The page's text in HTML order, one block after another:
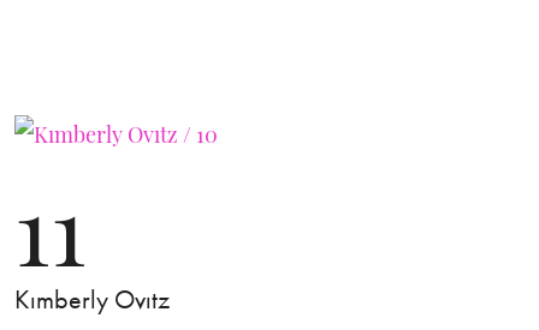
11
Kımberly Ovıtz